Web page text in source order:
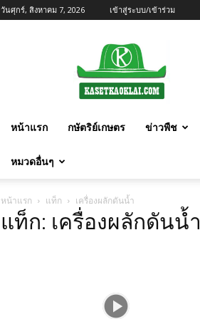
วันศุกร์, สิงหาคม 7, 2026 เข้าสู่ระบบ/เข้าร่วม
หน้าแรก กษัตริย์เกษตร ข่าวพืช
หมวดอื่นๆ
หน้าแรก แท็ก เครื่องผลักดันน้ำ
แท็ก: เครื่องผลักดันน้ำ